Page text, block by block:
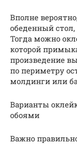
Вполне
обеденный
Тогда можно
которой
произведение
по периметру
молдинги или
Варианты
обоями
Важно